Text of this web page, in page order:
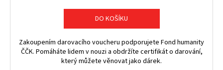
DO KOŠÍKU
Zakoupením darovacího voucheru podporujete Fond humanity
ČČK. Pomáháte lidem v nouzi a obdržíte certifikát o darování,
který můžete věnovat jako dárek.